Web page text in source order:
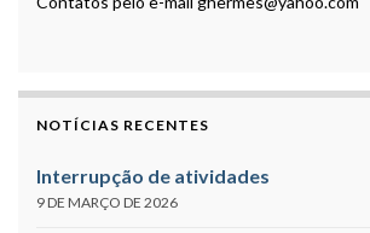
NOTÍCIAS RECENTES
Interrupção de atividades
9 DE MARÇO DE 2026